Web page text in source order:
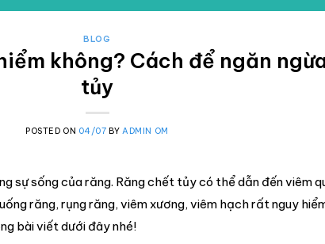
BLOG
không? Cách để ngăn
tủy
POSTED ON 04/07 BYADMIN OM
sự sống của răng. Răng chết tủy có thể dẫn đến viêm
răng, rụng răng, viêm xương, viêm hạch rất nguy
bài viết dưới đây nhé!